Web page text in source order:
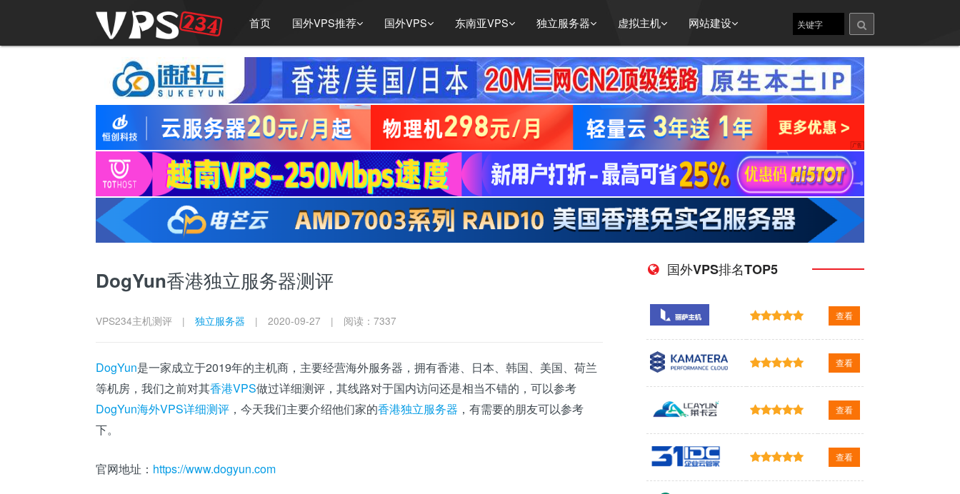
首页 国外VPS推荐 国外VPS 东南亚VPS 独立服务器 虚拟主机 网站建设
DogYun香港独立服务器测评
VPS234主机测评 | 独立服务器 | 2020-09-27 | 阅读：7337
DogYun是一家成立于2019年的主机商，主要经营海外服务器，拥有香港、日本、韩国、美国、荷兰
等机房，我们之前对其香港VPS做过详细测评，其线路对于国内访问还是相当不错的，可以参考
DogYun海外VPS详细测评 ，今天我们主要介绍他们家的香港独立服务器 ，有需要的朋友可以参考
下。
官网地址： https://www.dogyun.com
国外VPS排名TOP5
查看
查看
查看
查看